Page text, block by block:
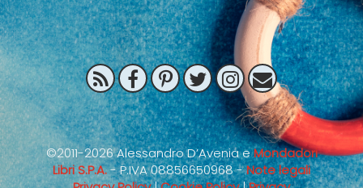
©2011-2026 Alessandro D’Avenia eMondadori
Libri S.P.A.- P.IVA 08856650968 -Note legali